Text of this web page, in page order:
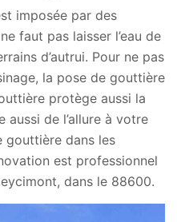
imposée par des
faut pas laisser l’eau de
d’autrui. Pour ne pas
la pose de gouttière
protège aussi la
aussi de l’allure à votre
gouttière dans les
est professionnel
dans le 88600.